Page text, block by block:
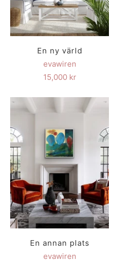
En ny värld
evawiren
15,000 kr
En annan plats
evawiren